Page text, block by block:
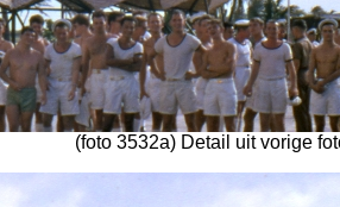
(foto 3532a) Detail uit vorige